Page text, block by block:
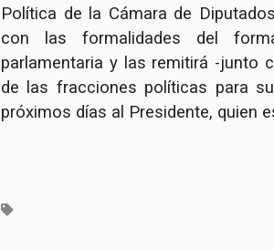
Política de la Cámara de
con las formalidades del
parlamentaria y las remitirá -junto
de las fracciones políticas para
próximos días al Presidente, quien